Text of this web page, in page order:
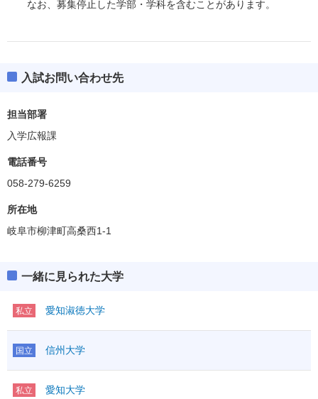
なお、募集停止した学部・学科を含むことがあります。
入試お問い合わせ先
担当部署
入学広報課
電話番号
058-279-6259
所在地
岐阜市柳津町高桑西1-1
一緒に見られた大学
私立 愛知淑徳大学
国立 信州大学
私立 愛知大学